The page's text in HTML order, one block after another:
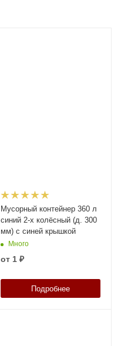
Мусорный контейнер 360 л
синий 2-х колёсный (д. 300
мм) с синей крышкой
Много
от 1 ₽
Подробнее